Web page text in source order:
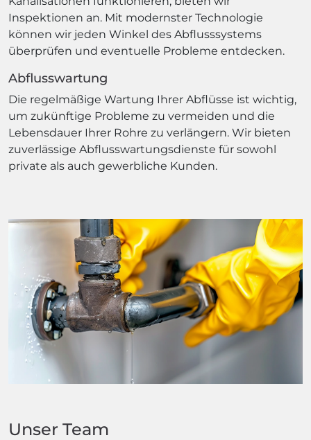
Inspektionen an. Mit modernster Technologie
können wir jeden Winkel des Abflusssystems
überprüfen und eventuelle Probleme entdecken.
Abflusswartung
Die regelmäßige Wartung Ihrer Abflüsse ist wichtig,
um zukünftige Probleme zu vermeiden und die
Lebensdauer Ihrer Rohre zu verlängern. Wir bieten
zuverlässige Abflusswartungsdienste für sowohl
private als auch gewerbliche Kunden.
Unser Team